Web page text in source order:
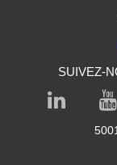
SUIVEZ-